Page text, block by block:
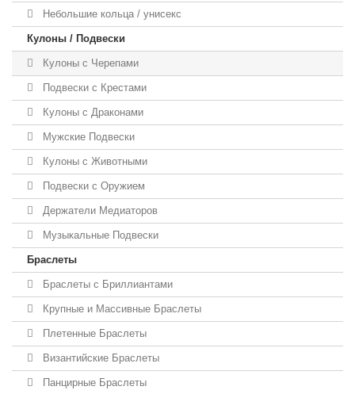
Небольшие кольца / унисекс
Кулоны / Подвески
Кулоны с Черепами
Подвески с Крестами
Кулоны с Драконами
Мужские Подвески
Кулоны с Животными
Подвески с Оружием
Держатели Медиаторов
Музыкальные Подвески
Браслеты
Браслеты с Бриллиантами
Крупные и Массивные Браслеты
Плетенные Браслеты
Византийские Браслеты
Панцирные Браслеты